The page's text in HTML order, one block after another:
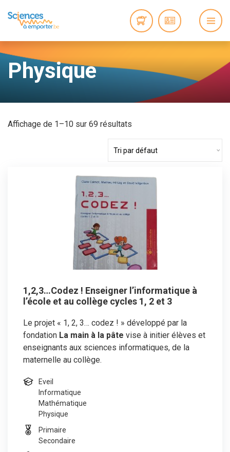
Physique
Affichage de 1–10 sur 69 résultats
1,2,3…Codez ! Enseigner l’informatique à
l’école et au collège cycles 1, 2 et 3
Le projet « 1, 2, 3… codez ! » développé par la
fondation La main à la pâte vise à initier élèves et
enseignants aux sciences informatiques, de la
maternelle au collège.
Eveil
Informatique
Mathématique
Physique
Primaire
Secondaire